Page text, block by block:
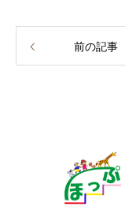
前の記事